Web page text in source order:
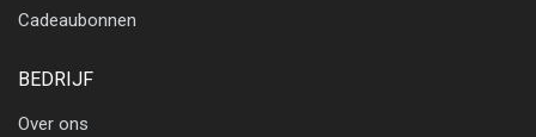
Cadeaubonnen
BEDRIJF
Over ons